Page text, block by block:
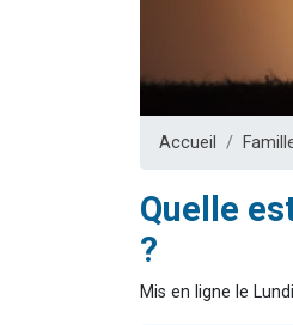
Accueil
Quelle
?
Mis en ligne le